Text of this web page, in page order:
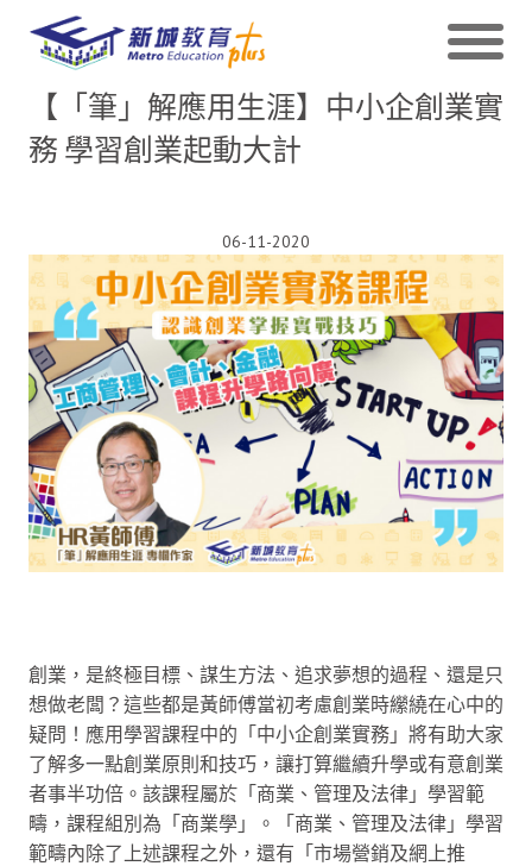
【「筆」解應用生涯】中小企創業實
務 學習創業起動大計
06-11-2020
創業，是終極目標、謀生方法、追求夢想的過程、還是只
想做老闆？這些都是黃師傅當初考慮創業時𦇝繞在心中的
疑問！應用學習課程中的「中小企創業實務」將有助大家
了解多一點創業原則和技巧，讓打算繼續升學或有意創業
者事半功倍。該課程屬於「商業、管理及法律」學習範
疇，課程組別為「商業學」。「商業、管理及法律」學習
範疇內除了上述課程之外，還有「市場營銷及網上推